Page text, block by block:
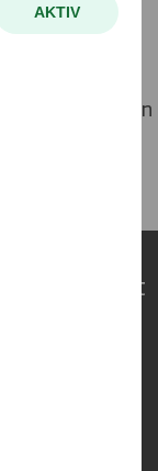
derzeitigen
Paper
und wir
wir Änderungen
Welt